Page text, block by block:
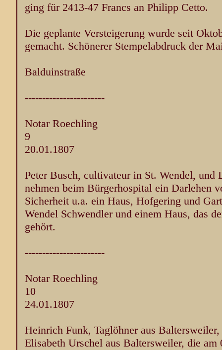
ging für 2413-47 Francs an Philipp Cetto.
Die geplante Versteigerung wurde seit
gemacht. Schönerer Stempelabdruck der
Balduinstraße
-----------------------
Notar Roechling
9
20.01.1807
Peter Busch, cultivateur in St. Wendel, und
nehmen beim Bürgerhospital ein Darlehen
Sicherheit u.a. ein Haus, Hofgering und
Wendel Schwendler und einem Haus, das
gehört.
-----------------------
Notar Roechling
10
24.01.1807
Heinrich Funk, Taglöhner aus
Elisabeth Urschel aus Baltersweiler, die am